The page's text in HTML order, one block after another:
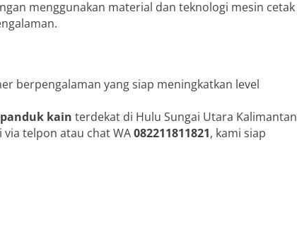
menggunakan material dan teknologi mesin cetak
berpengalaman yang siap meningkatkan level
kain terdekat di Hulu Sungai Utara Kalimantan
via telpon atau chat WA082211811821, kami siap